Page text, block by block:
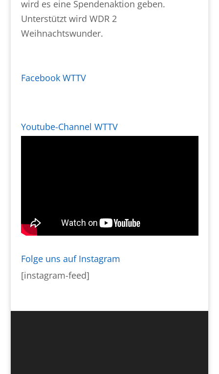
wird es eine Spendenaktion geben.
Unterstützt wird WDR 2
Weihnachtswunder.
Facebook WTTV
Youtube-Channel WTTV
Folge uns auf Instagram
[instagram-feed]